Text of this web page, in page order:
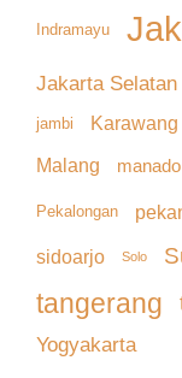
Indramayu
Jakarta Selatan
jambi Karawang
Malang manado
Pekalongan
sidoarjo Solo
tangerang
Yogyakarta